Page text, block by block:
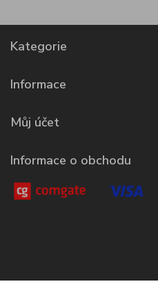
Kategorie
Informace
Můj účet
Informace o obchodu